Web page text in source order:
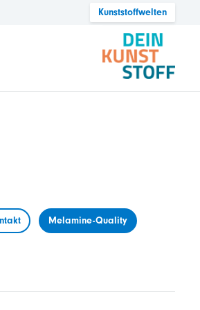
Kunststoffwelten
Melamine-Quality